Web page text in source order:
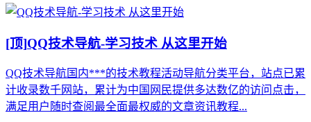
[顶]QQ技术导航-学习技术 从这里开始
QQ技术导航国内***的技术教程活动导航分类平台，站点已累
计收录数千网站，累计为中国网民提供多达数亿的访问点击，
满足用户随时查阅最全面最权威的文章资讯教程...